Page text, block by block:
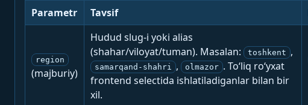
Parametr Tavsif
region
(majburiy)
Hudud slug-i yoki alias
(shahar/viloyat/tuman). Masalan:
toshkent ,
samarqand-shahri , olmazor . To‘liq ro‘yxat
frontend selectida ishlatiladiganlar bilan bir
xil.